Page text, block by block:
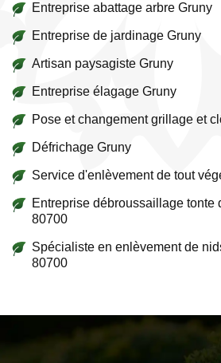
Entreprise abattage arbre Gruny
Entreprise de jardinage Gruny
Artisan paysagiste Gruny
Entreprise élagage Gruny
Pose et changement grillage et
Défrichage Gruny
Service d'enlèvement de tout
Entreprise débroussaillage tonte
80700
Spécialiste en enlèvement de
80700